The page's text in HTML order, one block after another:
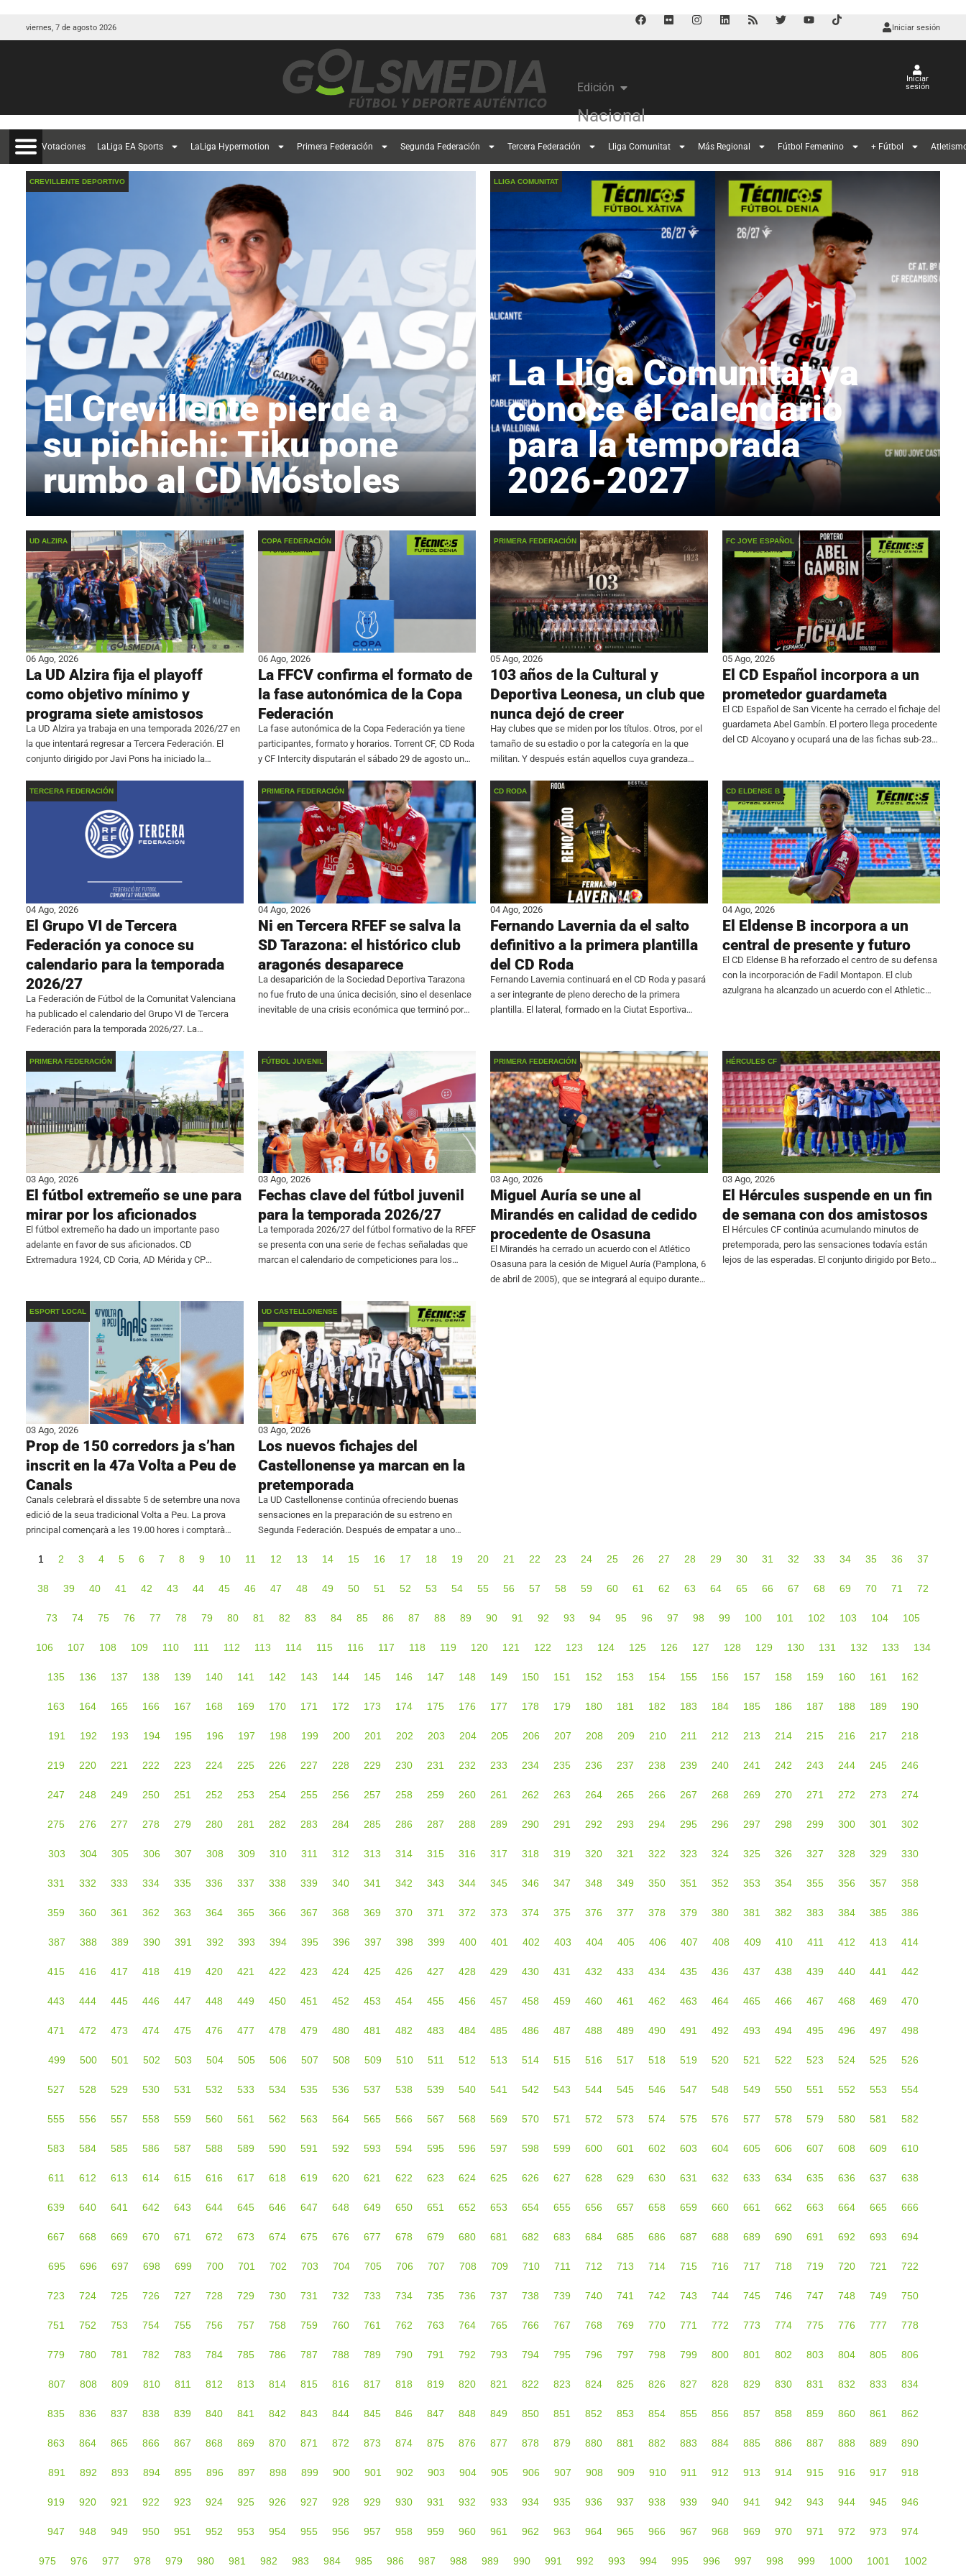
viernes, 7 de agosto 2026 Iniciar sesión
Edición
Nacional
Iniciar
sesión
Votaciones LaLiga EA Sports LaLiga Hypermotion Primera Federación Segunda Federación Tercera Federación Lliga Comunitat Más Regional Fútbol Femenino + Fútbol
CREVILLENTE DEPORTIVO
El Crevillente pierde a
su pichichi: Tiku pone
rumbo al CD Móstoles
LLIGA COMUNITAT
La Lliga Comunitat ya
conoce el calendario
para la temporada
2026-2027
UD ALZIRA
06 Ago, 2026
La UD Alzira fija el playoff
como objetivo mínimo y
programa siete amistosos
La UD Alzira ya trabaja en una temporada 2026/27 en
la que intentará regresar a Tercera Federación. El
conjunto dirigido por Javi Pons ha iniciado la
equipo y un calendario formado por
COPA FEDERACIÓN
06 Ago, 2026
La FFCV confirma el formato de
la fase autonómica de la Copa
Federación
La fase autonómica de la Copa Federación ya tiene
participantes, formato y horarios. Torrent CF, CD Roda
y CF Intercity disputarán el sábado 29 de agosto un
Picassent. La competición se resolverá
PRIMERA FEDERACIÓN
05 Ago, 2026
103 años de la Cultural y
Deportiva Leonesa, un club que
nunca dejó de creer
Hay clubes que se miden por los títulos. Otros, por el
tamaño de su estadio o por la categoría en la que
militan. Y después están aquellos cuya grandeza
FC JOVE ESPAÑOL
05 Ago, 2026
El CD Español incorpora a un
prometedor guardameta
El CD Español de San Vicente ha cerrado el fichaje del
guardameta Abel Gambín. El portero llega procedente
del CD Alcoyano y ocupará una de las fichas sub-23
TERCERA FEDERACIÓN
04 Ago, 2026
El Grupo VI de Tercera
Federación ya conoce su
calendario para la temporada
2026/27
La Federación de Fútbol de la Comunitat Valenciana
ha publicado el calendario del Grupo VI de Tercera
Federación para la temporada 2026/27. La
septiembre y finalizará el 9 de mayo.
PRIMERA FEDERACIÓN
04 Ago, 2026
Ni en Tercera RFEF se salva la
SD Tarazona: el histórico club
aragonés desaparece
La desaparición de la Sociedad Deportiva Tarazona
no fue fruto de una única decisión, sino el desenlace
inevitable de una crisis económica que terminó por
CD RODA
04 Ago, 2026
Fernando Lavernia da el salto
definitivo a la primera plantilla
del CD Roda
Fernando Lavernia continuará en el CD Roda y pasará
a ser integrante de pleno derecho de la primera
plantilla. El lateral, formado en la Ciutat Esportiva
CD ELDENSE B
04 Ago, 2026
El Eldense B incorpora a un
central de presente y futuro
El CD Eldense B ha reforzado el centro de su defensa
con la incorporación de Fadil Montapon. El club
azulgrana ha alcanzado un acuerdo con el Athletic
PRIMERA FEDERACIÓN
03 Ago, 2026
El fútbol extremeño se une para
mirar por los aficionados
El fútbol extremeño ha dado un importante paso
adelante en favor de sus aficionados. CD
Extremadura 1924, CD Coria, AD Mérida y CP
FÚTBOL JUVENIL
03 Ago, 2026
Fechas clave del fútbol juvenil
para la temporada 2026/27
La temporada 2026/27 del fútbol formativo de la RFEF
se presenta con una serie de fechas señaladas que
marcan el calendario de competiciones para los
PRIMERA FEDERACIÓN
03 Ago, 2026
Miguel Auría se une al
Mirandés en calidad de cedido
procedente de Osasuna
El Mirandés ha cerrado un acuerdo con el Atlético
Osasuna para la cesión de Miguel Auría (Pamplona, 6
de abril de 2005), que se integrará al equipo durante
HÉRCULES CF
03 Ago, 2026
El Hércules suspende en un fin
de semana con dos amistosos
El Hércules CF continúa acumulando minutos de
pretemporada, pero las sensaciones todavía están
lejos de las esperadas. El conjunto dirigido por Beto
ESPORT LOCAL
03 Ago, 2026
Prop de 150 corredors ja s’han
inscrit en la 47a Volta a Peu de
Canals
Canals celebrarà el dissabte 5 de setembre una nova
edició de la seua tradicional Volta a Peu. La prova
principal començarà a les 19.00 hores i comptarà
UD CASTELLONENSE
03 Ago, 2026
Los nuevos fichajes del
Castellonense ya marcan en la
pretemporada
La UD Castellonense continúa ofreciendo buenas
sensaciones en la preparación de su estreno en
Segunda Federación. Después de empatar a uno
Iñaki Rodríguez se impuso por 2-0 al
1 2 3 4 5 6 7 8 9 10 11 12 13 14 15 16 17 18 19 20 21 22 23 24 25 26 27 28 29 30 31 32 33 34 35 36 37
38 39 40 41 42 43 44 45 46 47 48 49 50 51 52 53 54 55 56 57 58 59 60 61 62 63 64 65 66 67 68 69 70 71 72
73 74 75 76 77 78 79 80 81 82 83 84 85 86 87 88 89 90 91 92 93 94 95 96 97 98 99 100 101 102 103 104 105
106 107 108 109 110 111 112 113 114 115 116 117 118 119 120 121 122 123 124 125 126 127 128 129 130 131 132 133 134
135 136 137 138 139 140 141 142 143 144 145 146 147 148 149 150 151 152 153 154 155 156 157 158 159 160 161 162
163 164 165 166 167 168 169 170 171 172 173 174 175 176 177 178 179 180 181 182 183 184 185 186 187 188 189 190
191 192 193 194 195 196 197 198 199 200 201 202 203 204 205 206 207 208 209 210 211 212 213 214 215 216 217 218
219 220 221 222 223 224 225 226 227 228 229 230 231 232 233 234 235 236 237 238 239 240 241 242 243 244 245 246
247 248 249 250 251 252 253 254 255 256 257 258 259 260 261 262 263 264 265 266 267 268 269 270 271 272 273 274
275 276 277 278 279 280 281 282 283 284 285 286 287 288 289 290 291 292 293 294 295 296 297 298 299 300 301 302
303 304 305 306 307 308 309 310 311 312 313 314 315 316 317 318 319 320 321 322 323 324 325 326 327 328 329 330
331 332 333 334 335 336 337 338 339 340 341 342 343 344 345 346 347 348 349 350 351 352 353 354 355 356 357 358
359 360 361 362 363 364 365 366 367 368 369 370 371 372 373 374 375 376 377 378 379 380 381 382 383 384 385 386
387 388 389 390 391 392 393 394 395 396 397 398 399 400 401 402 403 404 405 406 407 408 409 410 411 412 413 414
415 416 417 418 419 420 421 422 423 424 425 426 427 428 429 430 431 432 433 434 435 436 437 438 439 440 441 442
443 444 445 446 447 448 449 450 451 452 453 454 455 456 457 458 459 460 461 462 463 464 465 466 467 468 469 470
471 472 473 474 475 476 477 478 479 480 481 482 483 484 485 486 487 488 489 490 491 492 493 494 495 496 497 498
499 500 501 502 503 504 505 506 507 508 509 510 511 512 513 514 515 516 517 518 519 520 521 522 523 524 525 526
527 528 529 530 531 532 533 534 535 536 537 538 539 540 541 542 543 544 545 546 547 548 549 550 551 552 553 554
555 556 557 558 559 560 561 562 563 564 565 566 567 568 569 570 571 572 573 574 575 576 577 578 579 580 581 582
583 584 585 586 587 588 589 590 591 592 593 594 595 596 597 598 599 600 601 602 603 604 605 606 607 608 609 610
611 612 613 614 615 616 617 618 619 620 621 622 623 624 625 626 627 628 629 630 631 632 633 634 635 636 637 638
639 640 641 642 643 644 645 646 647 648 649 650 651 652 653 654 655 656 657 658 659 660 661 662 663 664 665 666
667 668 669 670 671 672 673 674 675 676 677 678 679 680 681 682 683 684 685 686 687 688 689 690 691 692 693 694
695 696 697 698 699 700 701 702 703 704 705 706 707 708 709 710 711 712 713 714 715 716 717 718 719 720 721 722
723 724 725 726 727 728 729 730 731 732 733 734 735 736 737 738 739 740 741 742 743 744 745 746 747 748 749 750
751 752 753 754 755 756 757 758 759 760 761 762 763 764 765 766 767 768 769 770 771 772 773 774 775 776 777 778
779 780 781 782 783 784 785 786 787 788 789 790 791 792 793 794 795 796 797 798 799 800 801 802 803 804 805 806
807 808 809 810 811 812 813 814 815 816 817 818 819 820 821 822 823 824 825 826 827 828 829 830 831 832 833 834
835 836 837 838 839 840 841 842 843 844 845 846 847 848 849 850 851 852 853 854 855 856 857 858 859 860 861 862
863 864 865 866 867 868 869 870 871 872 873 874 875 876 877 878 879 880 881 882 883 884 885 886 887 888 889 890
891 892 893 894 895 896 897 898 899 900 901 902 903 904 905 906 907 908 909 910 911 912 913 914 915 916 917 918
919 920 921 922 923 924 925 926 927 928 929 930 931 932 933 934 935 936 937 938 939 940 941 942 943 944 945 946
947 948 949 950 951 952 953 954 955 956 957 958 959 960 961 962 963 964 965 966 967 968 969 970 971 972 973 974
975 976 977 978 979 980 981 982 983 984 985 986 987 988 989 990 991 992 993 994 995 996 997 998 999 1000 1001 1002